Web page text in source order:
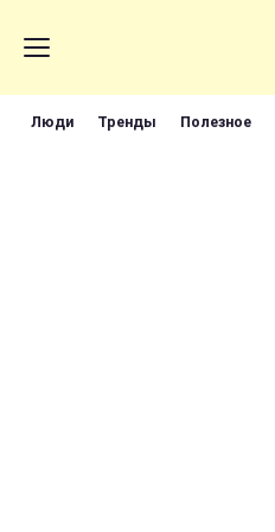
Люди Тренды Полезное